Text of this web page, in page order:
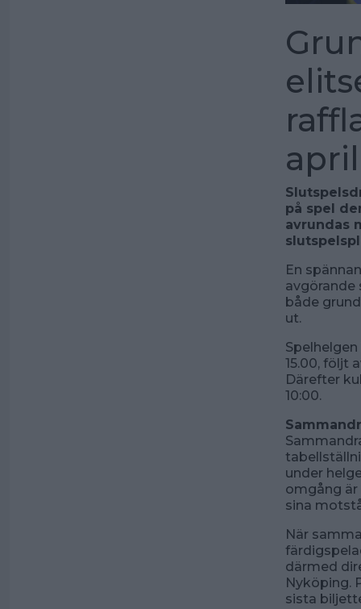
april
på spel
avrundas
En
avgörande
både
ut.
15.00, följt
Därefter
10:00.
under
omgång
sina
När
därmed
Nyköping.
sista